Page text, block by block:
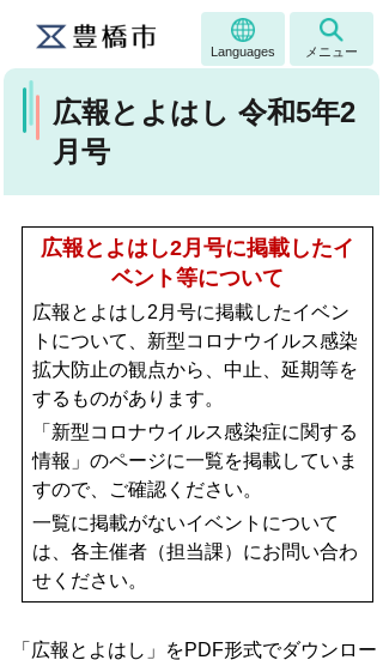
Languages メニュー
広報とよはし 令和5年2
月号
広報とよはし2月号に掲載したイ
ベント等について
広報とよはし2月号に掲載したイベン
トについて、新型コロナウイルス感染
拡大防止の観点から、中止、延期等を
するものがあります。
「新型コロナウイルス感染症に関する
情報」のページに一覧を掲載していま
すので、ご確認ください。
一覧に掲載がないイベントについて
は、各主催者（担当課）にお問い合わ
せください。
「広報とよはし」をPDF形式でダウンロー